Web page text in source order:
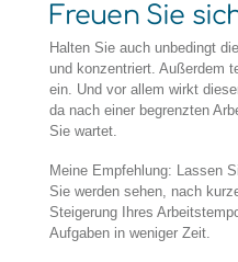
Freuen Sie
Halten Sie auch unbedingt
und konzentriert. Außerdem
ein. Und vor allem wirkt
da nach einer begrenzten
Sie wartet.
Meine Empfehlung: Lassen
Sie werden sehen, nach
Steigerung Ihres
Aufgaben in weniger Zeit.